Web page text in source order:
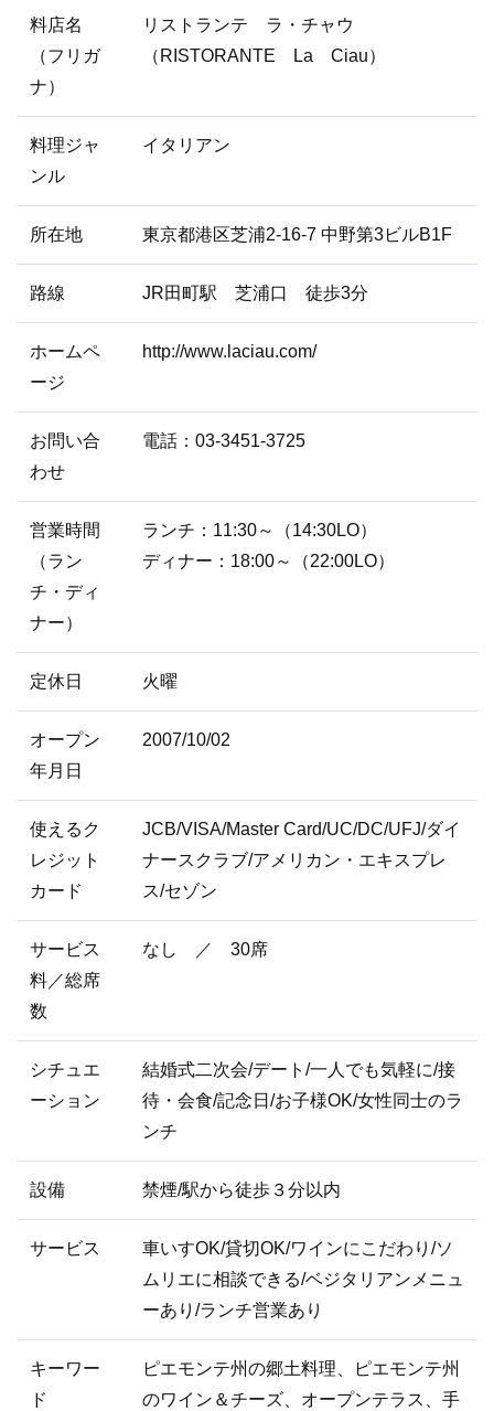
料店名
（フリガ
ナ）
リストランテ ラ・チャウ
（RISTORANTE La Ciau）
料理ジャ
ンル
イタリアン
所在地 東京都港区芝浦2-16-7 中野第3ビルB1F
路線 JR田町駅 芝浦口 徒歩3分
ホームペ
ージ
http://www.laciau.com/
お問い合
わせ
電話：03-3451-3725
営業時間
（ラン
チ・ディ
ナー）
ランチ：11:30～（14:30LO）
ディナー：18:00～（22:00LO）
定休日 火曜
オープン
年月日
2007/10/02
使えるク
レジット
カード
JCB/VISA/Master Card/UC/DC/UFJ/ダイ
ナースクラブ/アメリカン・エキスプレ
ス/セゾン
サービス
料／総席
数
なし ／ 30席
シチュエ
ーション
結婚式二次会/デート/一人でも気軽に/接
待・会食/記念日/お子様OK/女性同士のラ
ンチ
設備 禁煙/駅から徒歩３分以内
サービス
車いすOK/貸切OK/ワインにこだわり/ソ
ムリエに相談できる/ベジタリアンメニュ
ーあり/ランチ営業あり
キーワー
ド
ピエモンテ州の郷土料理、ピエモンテ州
のワイン＆チーズ、オープンテラス、手